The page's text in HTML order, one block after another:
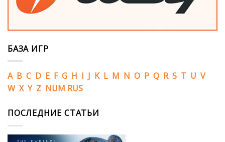
БАЗА ИГР
A B C D E F G H I J K L M N O P Q R S T U V
W X Y Z NUM RUS
ПОСЛЕДНИЕ СТАТЬИ